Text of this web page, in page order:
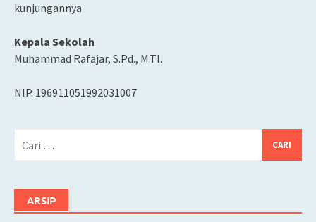
kunjungannya
Kepala Sekolah
Muhammad Rafajar, S.Pd., M.TI.
NIP. 196911051992031007
ARSIP